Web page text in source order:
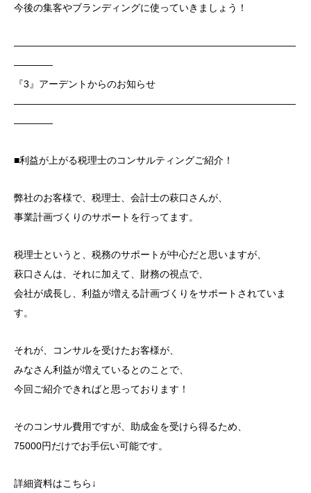
今後の集客やブランディングに使っていきましょう！
―――――――――――――――――――――――――――――
――――
『3』アーデントからのお知らせ
―――――――――――――――――――――――――――――
――――
■利益が上がる税理士のコンサルティングご紹介！
弊社のお客様で、税理士、会計士の萩口さんが、
事業計画づくりのサポートを行ってます。
税理士というと、税務のサポートが中心だと思いますが、
萩口さんは、それに加えて、財務の視点で、
会社が成長し、利益が増える計画づくりをサポートされていま
す。
それが、コンサルを受けたお客様が、
みなさん利益が増えているとのことで、
今回ご紹介できればと思っております！
そのコンサル費用ですが、助成金を受けら得るため、
75000円だけでお手伝い可能です。
詳細資料はこちら↓